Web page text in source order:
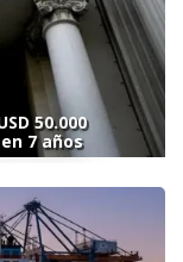
50.000
7 años